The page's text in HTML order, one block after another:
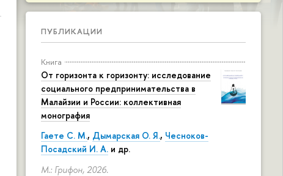
ПУБЛИКАЦИИ
Книга
От горизонта к горизонту: исследование
социального предпринимательства в
Малайзии и России: коллективная
монография
Гаете С. М., Дымарская О. Я., Чесноков-
Посадский И. А. и др.
М.: Грифон, 2026.